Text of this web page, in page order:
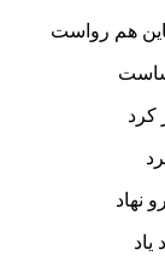
هم رواست
کرد
نهاد